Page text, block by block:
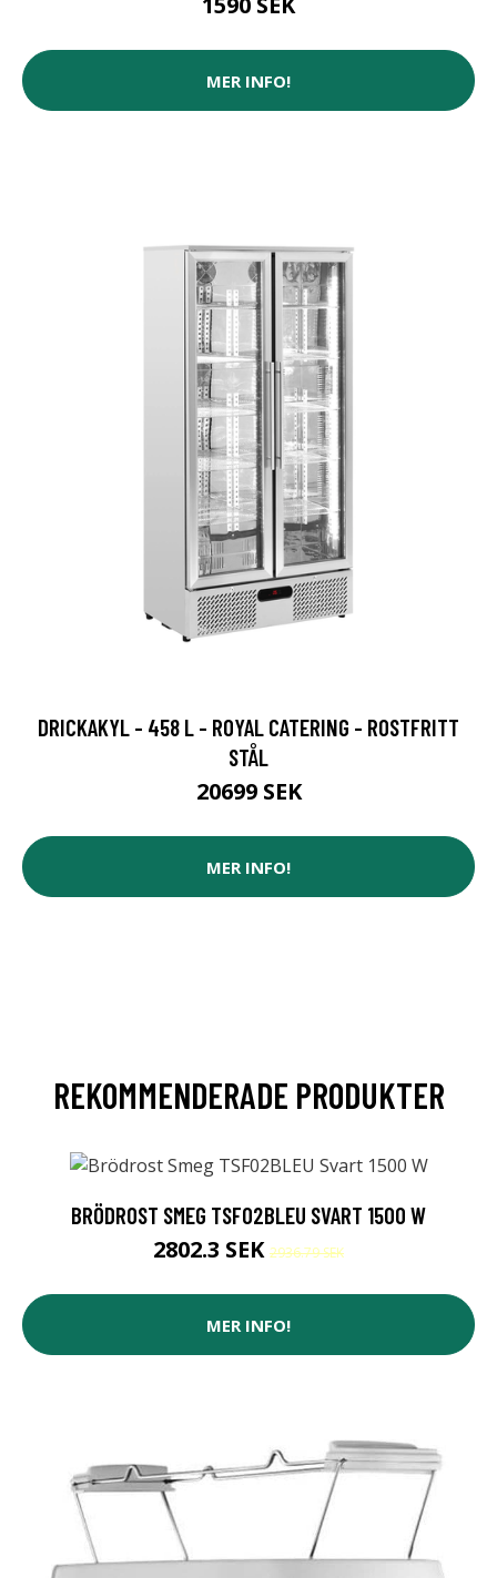
MER INFO!
DRICKAKYL - 458 L - ROYAL CATERING - ROSTFRITT
STÅL
20699 SEK
MER INFO!
REKOMMENDERADE PRODUKTER
BRÖDROST SMEG TSF02BLEU SVART 1500 W
2802.3 SEK 2936.79 SEK
MER INFO!